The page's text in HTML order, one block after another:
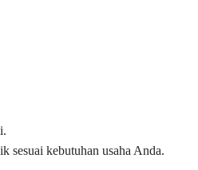
sesuai kebutuhan usaha Anda.